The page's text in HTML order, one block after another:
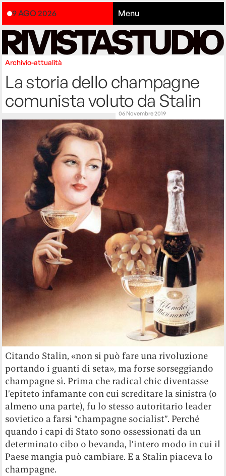
9 AGO 2026 Menu
Archivio-attualità
La storia dello champagne
comunista voluto da Stalin
06 Novembre 2019
Citando Stalin, «non si può fare una rivoluzione
portando i guanti di seta», ma forse sorseggiando
champagne sì. Prima che radical chic diventasse
l’epiteto infamante con cui screditare la sinistra (o
almeno una parte), fu lo stesso autoritario leader
sovietico a farsi “champagne socialist”. Perché
quando i capi di Stato sono ossessionati da un
determinato cibo o bevanda, l’intero modo in cui il
Paese mangia può cambiare. E a Stalin piaceva lo
champagne.